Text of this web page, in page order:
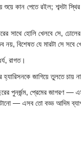
শুয়ে কান পেতে রইল; শব্দটা
সাথে হোলি খেলবে সে,
বিশেষত যে মারটা সে সবে
রাগত।
হ্যারিসনকে জাগিয়ে তুলতে চায়
পুনর্জন্ম, প্রেমের জাগরণ —
— এসব তো বড্ড আদিম